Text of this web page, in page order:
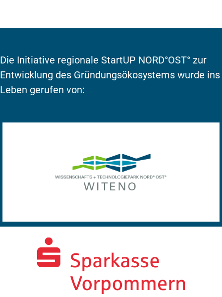
Die Initiative regionale StartUP NORD°OST° zur
Entwicklung des Gründungsökosystems wurde ins
Leben gerufen von: